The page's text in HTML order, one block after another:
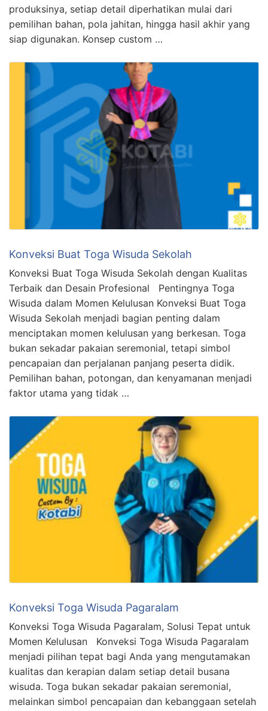
produksinya, setiap detail diperhatikan mulai dari
pemilihan bahan, pola jahitan, hingga hasil akhir yang
siap digunakan. Konsep custom …
Konveksi Buat Toga Wisuda Sekolah
Konveksi Buat Toga Wisuda Sekolah dengan Kualitas
Terbaik dan Desain Profesional Pentingnya Toga
Wisuda dalam Momen Kelulusan Konveksi Buat Toga
Wisuda Sekolah menjadi bagian penting dalam
menciptakan momen kelulusan yang berkesan. Toga
bukan sekadar pakaian seremonial, tetapi simbol
pencapaian dan perjalanan panjang peserta didik.
Pemilihan bahan, potongan, dan kenyamanan menjadi
faktor utama yang tidak …
Konveksi Toga Wisuda Pagaralam
Konveksi Toga Wisuda Pagaralam, Solusi Tepat untuk
Momen Kelulusan Konveksi Toga Wisuda Pagaralam
menjadi pilihan tepat bagi Anda yang mengutamakan
kualitas dan kerapian dalam setiap detail busana
wisuda. Toga bukan sekadar pakaian seremonial,
melainkan simbol pencapaian dan kebanggaan setelah